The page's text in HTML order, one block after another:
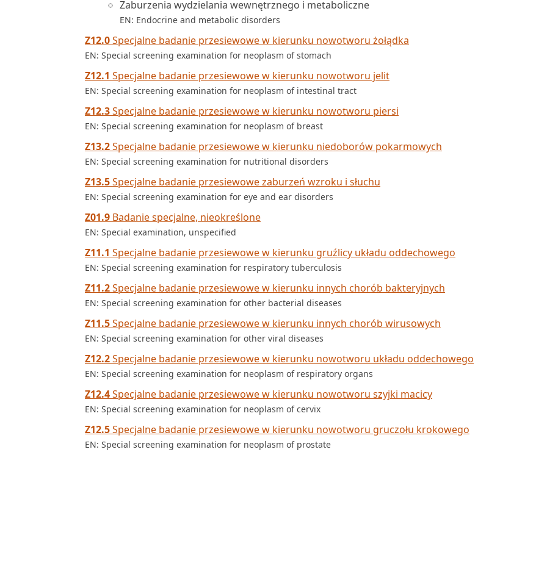
Zaburzenia wydzielania wewnętrznego i metaboliczne
EN: Endocrine and metabolic disorders
Z12.0Specjalne badanie przesiewowe w kierunku nowotworu żołądka
EN: Special screening examination for neoplasm of stomach
Z12.1 Specjalne badanie przesiewowe w kierunku nowotworu jelit
EN: Special screening examination for neoplasm of intestinal tract
Z12.3Specjalne badanie przesiewowe w kierunku nowotworu piersi
EN: Special screening examination for neoplasm of breast
Z13.2Specjalne badanie przesiewowe w kierunku niedoborów pokarmowych
EN: Special screening examination for nutritional disorders
Z13.5Specjalne badanie przesiewowe zaburzeń wzroku i słuchu
EN: Special screening examination for eye and ear disorders
Z01.9 Badanie specjalne, nieokreślone
EN: Special examination, unspecified
Z11.1 Specjalne badanie przesiewowe w kierunku gruźlicy układu oddechowego
EN: Special screening examination for respiratory tuberculosis
Z11.2Specjalne badanie przesiewowe w kierunku innych chorób bakteryjnych
EN: Special screening examination for other bacterial diseases
Z11.5Specjalne badanie przesiewowe w kierunku innych chorób wirusowych
EN: Special screening examination for other viral diseases
Z12.2Specjalne badanie przesiewowe w kierunku nowotworu układu oddechowego
EN: Special screening examination for neoplasm of respiratory organs
Z12.4Specjalne badanie przesiewowe w kierunku nowotworu szyjki macicy
EN: Special screening examination for neoplasm of cervix
Z12.5Specjalne badanie przesiewowe w kierunku nowotworu gruczołu krokowego
EN: Special screening examination for neoplasm of prostate